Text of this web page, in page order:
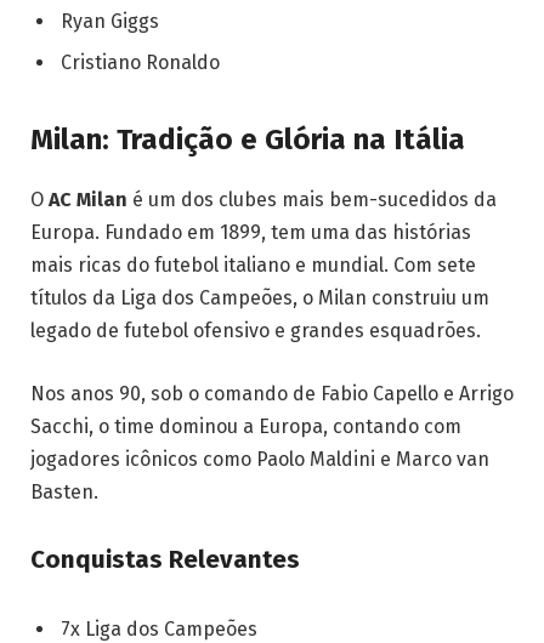
Ryan Giggs
Cristiano Ronaldo
Milan: Tradição e Glória na Itália
O AC Milan é um dos clubes mais bem-sucedidos da
Europa. Fundado em 1899, tem uma das histórias
mais ricas do futebol italiano e mundial. Com sete
títulos da Liga dos Campeões, o Milan construiu um
legado de futebol ofensivo e grandes esquadrões.
Nos anos 90, sob o comando de Fabio Capello e Arrigo
Sacchi, o time dominou a Europa, contando com
jogadores icônicos como Paolo Maldini e Marco van
Basten.
Conquistas Relevantes
7x Liga dos Campeões